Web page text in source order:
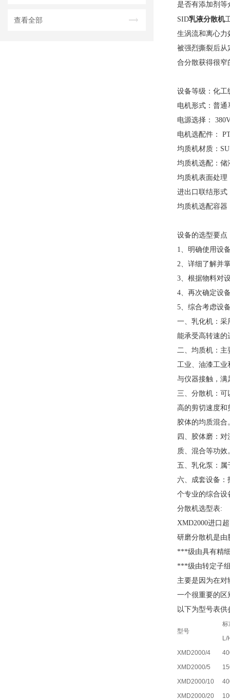
查看全部
是否有添加剂等
SID乳液分散机
生涡流和离心力
被强烈撕裂后从
合分散获得很窄
设备等级：化
电机形式：普
电源选择：
电机选配件：
均质机材质：
均质机选配：储
均质机表面处理
进出口联结形式
均质机选配容器
设备的选型要点
1、明确使用设
2、详细了解并
3、根据物料对
4、再次确定设
5、综合考虑设
一、乳化机：采
能承受高转速的
二、均质机：主
工业、油漆工业
与仪器接触，满
三、分散机：可
高的剪切速度和
胶体的均质混合
四、胶体磨：
质、混合等功
五、乳化泵：属
六、成套设备：
个专业的综合设
分散机选型表:
XMD2000进口
研磨分散机是由
***级由具有精
***级由转定子
主要是因为在
一个很重要的区
以下为型号表供
型号
标
L/
XMD2000/4
XMD2000/5
XMD2000/10
XMD2000/20